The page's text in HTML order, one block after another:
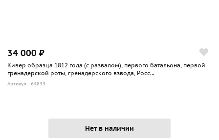
34 000 ₽
Кивер образца 1812 года (с развалом), первого батальона, первой
гренадерской роты, гренадерского взвода, Росс...
Артикул: 64833
Нет в наличии